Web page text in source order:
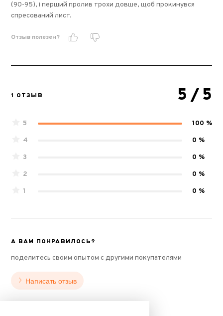
(90-95), і перший пролив трохи довше, щоб прокинувся
спресований лист.
Отзыв полезен?
1 ОТЗЫВ 5 / 5
5
100 %
4
0 %
3
0 %
2
0 %
1
0 %
А ВАМ ПОНРАВИЛОСЬ?
поделитесь своим опытом с другими покупателями
Написать отзыв